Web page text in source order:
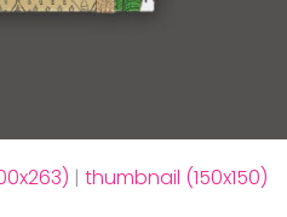
| thumbnail (150x150)